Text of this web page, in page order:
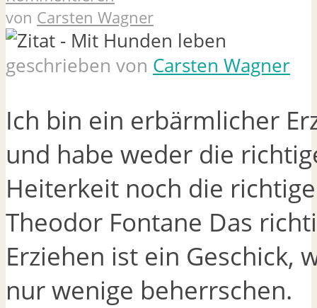
von Carsten Wagner
geschrieben von Carsten Wagner
Ich bin ein erbärmlicher
und habe weder die
Heiterkeit noch die
Theodor Fontane Das
Erziehen ist ein Geschick,
nur wenige beherrschen.